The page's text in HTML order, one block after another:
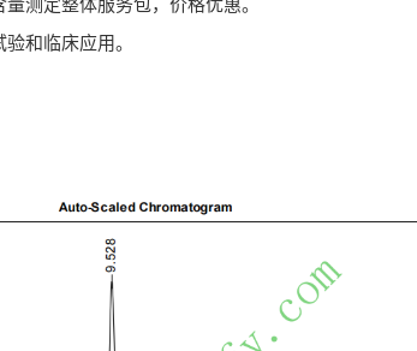
测定整体服务包，价格优惠。
和临床应用。